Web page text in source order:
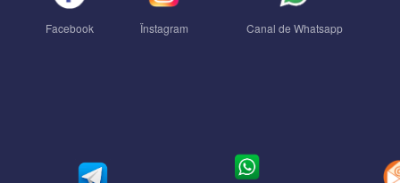
Facebook Ïnstagram Canal de Whatsapp